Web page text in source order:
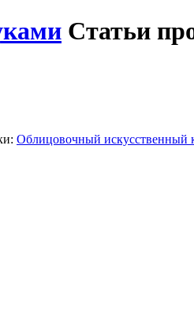
Статьи
Облицовочный искусственный